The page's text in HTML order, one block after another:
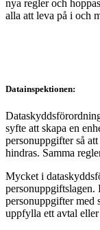
nya regler och
alla att leva på i och
Datainspektionen:
syfte att skapa en
personuppgifter så
hindras. Samma
Mycket i
personuppgiftslagen.
personuppgifter med
uppfylla ett avtal